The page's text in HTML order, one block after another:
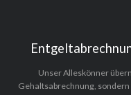
Unser Alleskönner
Gehaltsabrechnung,